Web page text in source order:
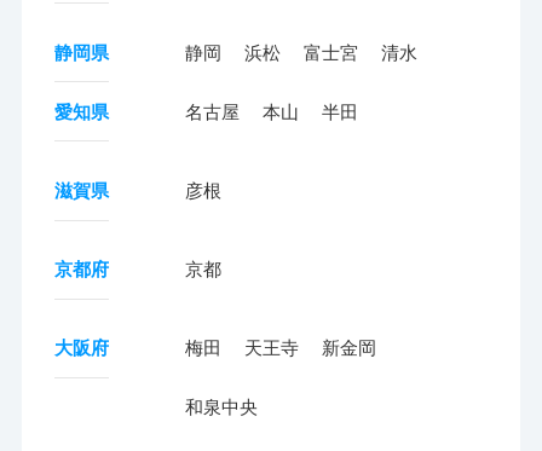
静岡県 静岡 浜松 富士宮 清水
愛知県 名古屋 本山 半田
滋賀県 彦根
京都府 京都
大阪府 梅田 天王寺 新金岡
和泉中央